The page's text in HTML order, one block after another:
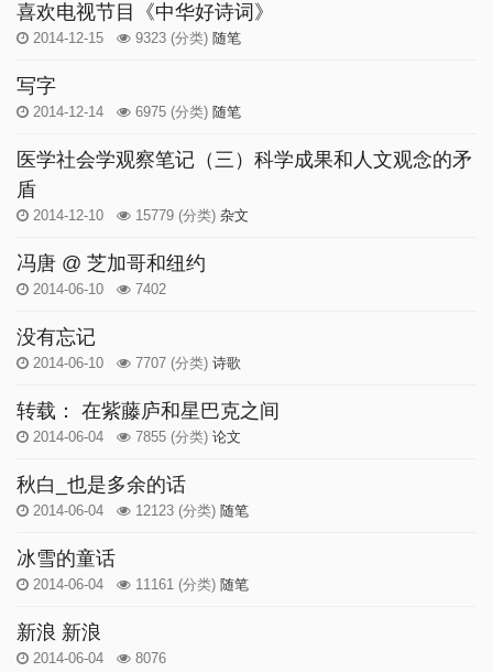
喜欢电视节目《中华好诗词》
2014-12-15 9323 (分类) 随笔
写字
2014-12-14 6975 (分类) 随笔
医学社会学观察笔记（三）科学成果和人文观念的矛
盾
2014-12-10 15779 (分类) 杂文
冯唐 @ 芝加哥和纽约
2014-06-10 7402
没有忘记
2014-06-10 7707 (分类) 诗歌
转载： 在紫藤庐和星巴克之间
2014-06-04 7855 (分类) 论文
秋白_也是多余的话
2014-06-04 12123 (分类) 随笔
冰雪的童话
2014-06-04 11161 (分类) 随笔
新浪 新浪
2014-06-04 8076